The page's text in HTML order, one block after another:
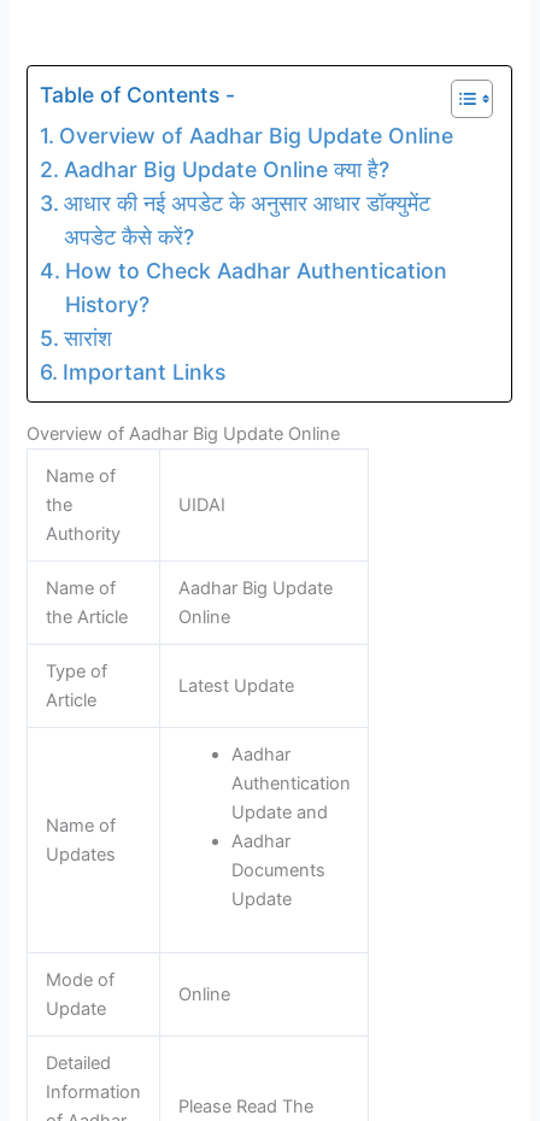
Table of Contents -
Overview of Aadhar Big Update Online
Aadhar Big Update Online क्या है?
आधार की नई अपडेट के अनुसार आधार डॉक्युमेंट
अपडेट कैसे करें?
How to Check Aadhar Authentication
History?
सारांश
Important Links
Overview of Aadhar Big Update Online
Name of
the
Authority
UIDAI
Name of
the Article
Aadhar Big Update
Online
Type of
Article
Latest Update
Name of
Updates
Aadhar
Authentication
Update and
Aadhar
Documents
Update
Mode of
Update
Online
Detailed
Information
Please Read The